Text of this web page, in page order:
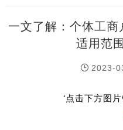
一文了解：个体工
适用范
2023-
‘点击下方图